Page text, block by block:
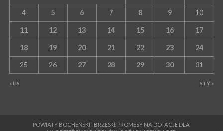
« LIS STY »
4 5 6 7 8 9 10
11 12 13 14 15 16 17
18 19 20 21 22 23 24
25 26 27 28 29 30 31
POWIATY BOCHEŃSKI I BRZESKI. PROMESY NA DOTACJE DLA